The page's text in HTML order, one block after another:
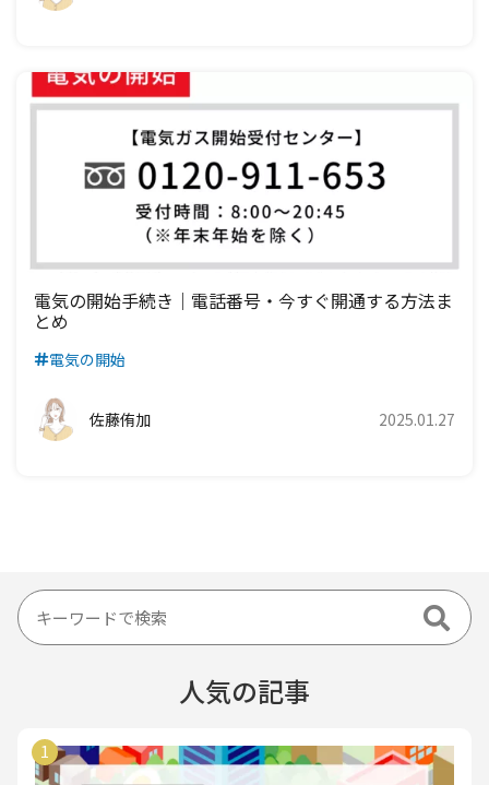
電気の開始手続き｜電話番号・今すぐ開通する方法ま
とめ
電気の開始
佐藤侑加 2025.01.27
人気の記事